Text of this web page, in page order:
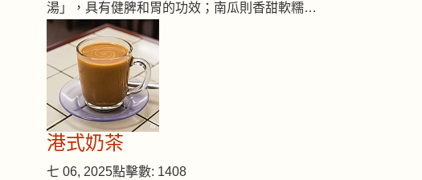
湯」，具有健脾和胃的功效；南瓜則香甜軟糯…
港式奶茶
七 06, 2025點擊數: 1408